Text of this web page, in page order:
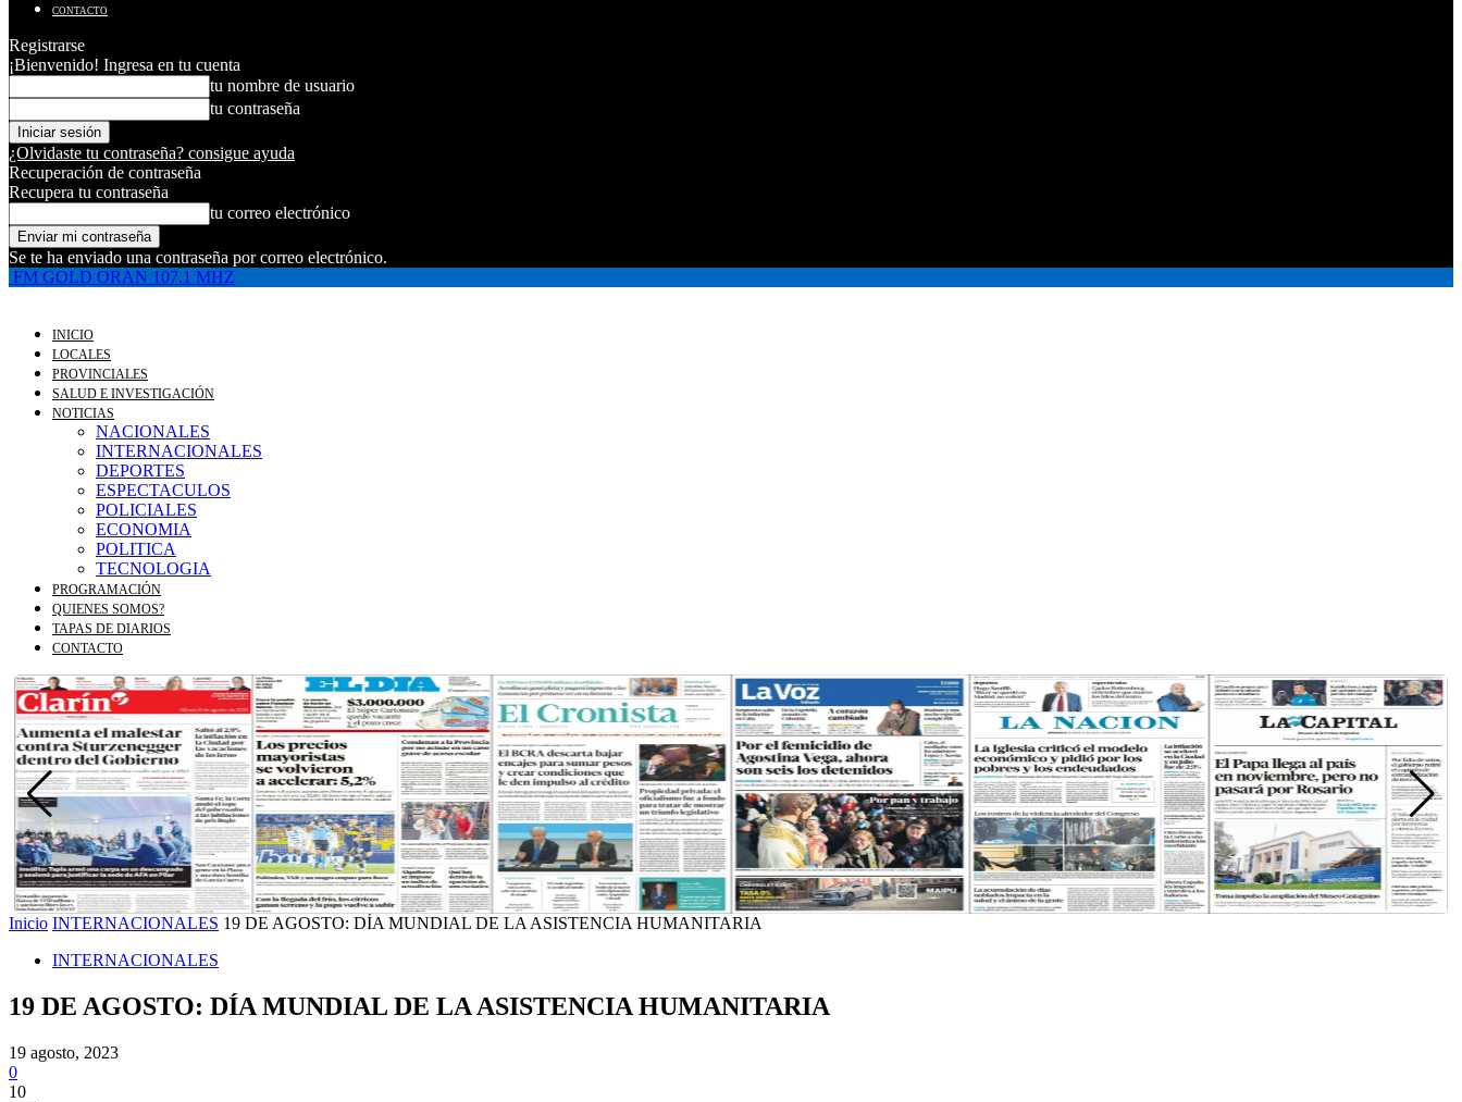
CONTACTO
Registrarse
¡Bienvenido! Ingresa en tu cuenta
tu nombre de usuario
tu contraseña
¿Olvidaste tu contraseña? consigue ayuda
Recuperación de contraseña
Recupera tu contraseña
tu correo electrónico
Se te ha enviado una contraseña por correo electrónico.
FM GOLD ORAN 107.1 MHZ
INICIO
LOCALES
PROVINCIALES
SALUD E INVESTIGACIÓN
NOTICIAS
NACIONALES
INTERNACIONALES
DEPORTES
ESPECTACULOS
POLICIALES
ECONOMIA
POLITICA
TECNOLOGIA
PROGRAMACIÓN
QUIENES SOMOS?
TAPAS DE DIARIOS
CONTACTO
Inicio INTERNACIONALES 19 DE AGOSTO: DÍA MUNDIAL DE LA ASISTENCIA HUMANITARIA
INTERNACIONALES
19 DE AGOSTO: DÍA MUNDIAL DE LA ASISTENCIA HUMANITARIA
19 agosto, 2023
0
10